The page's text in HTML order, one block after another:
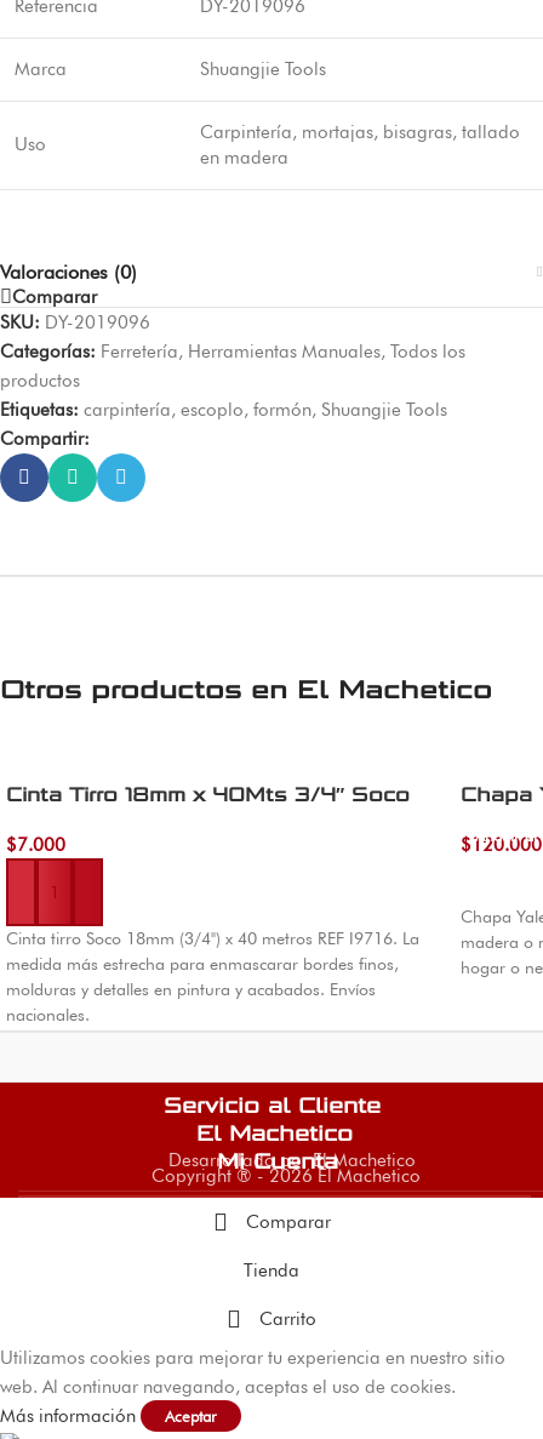
Referencia DY-2019096
Marca Shuangjie Tools
Uso
Carpintería, mortajas, bisagras, tallado
en madera
Valoraciones (0)
Comparar
SKU: DY-2019096
Categorías: Ferretería, Herramientas Manuales, Todos los
productos
Etiquetas: carpintería, escoplo, formón, Shuangjie Tools
Compartir:
Otros productos en El Machetico
Cinta Tirro 18mm x 40Mts 3/4″ Soco
$7.000
Añadir al carrito
Cinta tirro Soco 18mm (3/4") x 40 metros REF I9716. La
medida más estrecha para enmascarar bordes finos,
molduras y detalles en pintura y acabados. Envíos
nacionales.
Chapa
$120.000
Añadir al
Chapa
madera o
hogar o
Servicio al Cliente
El Machetico
Mi Cuenta
Desarrollado por El Machetico
Copyright ® - 2026 El Machetico
Comparar
Tienda
Carrito
Utilizamos cookies para mejorar tu experiencia en nuestro sitio
web. Al continuar navegando, aceptas el uso de cookies.
Más información
Aceptar